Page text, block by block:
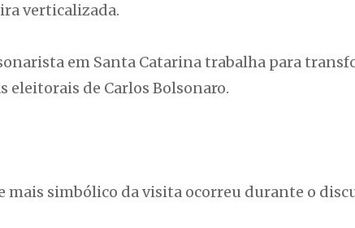
verticalizada.
em Santa Catarina trabalha para
eleitorais de Carlos Bolsonaro.
simbólico da visita ocorreu durante o